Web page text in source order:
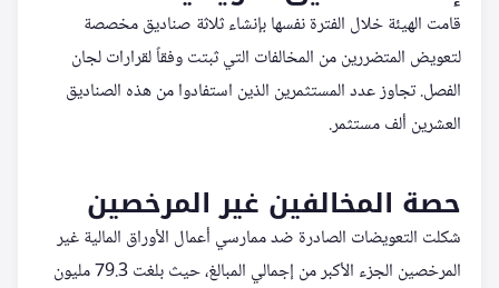
قامت الهيئة خلال الفترة نفسها بإنشاء ثلاثة صناديق مخصصة
لتعويض المتضررين من المخالفات التي ثبتت وفقاً لقرارات لجان
الفصل. تجاوز عدد المستثمرين الذين استفادوا من هذه الصناديق
العشرين ألف مستثمر.
حصة المخالفين غير المرخصين
شكلت التعويضات الصادرة ضد ممارسي أعمال الأوراق المالية غير
المرخصين الجزء الأكبر من إجمالي المبالغ، حيث بلغت 79.3 مليون